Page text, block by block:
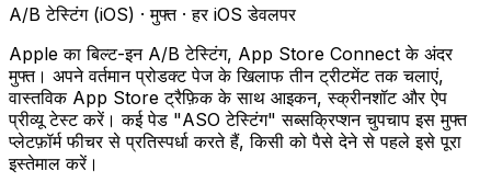
A/B टेस्टिंग (iOS) ·मुफ्त·हर iOS डेवलपर
Apple का बिल्ट-इन A/B टेस्टिंग, App Store Connect के अंदर
मुफ्त। अपने वर्तमान प्रोडक्ट पेज के खिलाफ तीन ट्रीटमेंट तक चलाएं,
वास्तविक App Store ट्रैफ़िक के साथ आइकन, स्क्रीनशॉट और ऐप
प्रीव्यू टेस्ट करें। कई पेड "ASO टेस्टिंग" सब्सक्रिप्शन चुपचाप इस मुफ्त
प्लेटफ़ॉर्म फीचर से प्रतिस्पर्धा करते हैं, किसी को पैसे देने से पहले इसे पूरा
इस्तेमाल करें।